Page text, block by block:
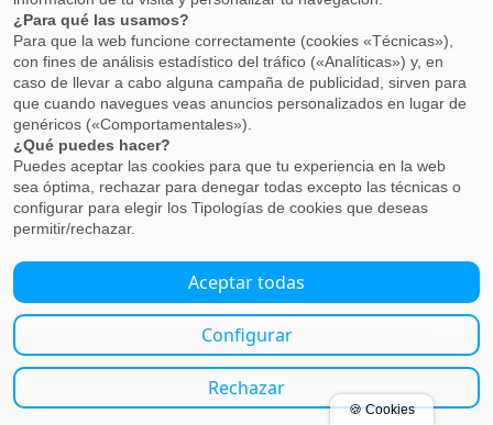
marzo 2015
Meta
Acceder
Feed de entradas
Feed de comentarios
WordPress.org
Acerca de la Saedyn
Copyright 2015, Sociedad Andaluza de Endocrinología, Diabetes y Nutrición..